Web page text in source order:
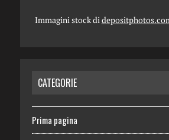
Immagini stock di
CATEGORIE
Prima pagina